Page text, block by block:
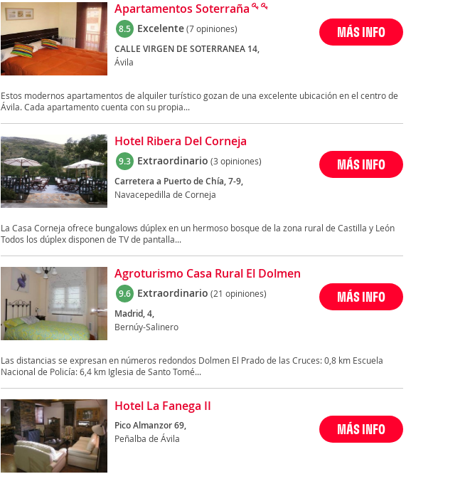
Apartamentos Soterraña
8.5 Excelente(7 opiniones)
CALLE VIRGEN DE SOTERRANEA 14,
Ávila
MÁS INFO
Estos modernos apartamentos de alquiler turístico gozan de una excelente ubicación en el centro de
Ávila. Cada apartamento cuenta con su propia...
Hotel Ribera Del Corneja
9.3 Extraordinario (3 opiniones)
Carretera a Puerto de Chía, 7-9,
Navacepedilla de Corneja
MÁS INFO
La Casa Corneja ofrece bungalows dúplex en un hermoso bosque de la zona rural de Castilla y León
Todos los dúplex disponen de TV de pantalla...
Agroturismo Casa Rural El Dolmen
9.6 Extraordinario (21 opiniones)
Madrid, 4,
Bernúy-Salinero
MÁS INFO
Las distancias se expresan en números redondos Dolmen El Prado de las Cruces: 0,8 km Escuela
Nacional de Policía: 6,4 km Iglesia de Santo Tomé...
Hotel La Fanega II
Pico Almanzor 69,
Peñalba de Ávila
MÁS INFO